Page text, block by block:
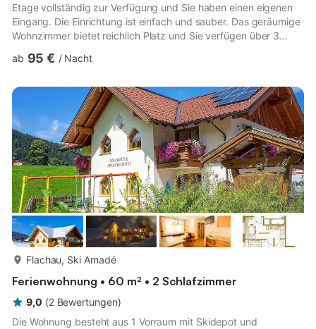
Etage vollständig zur Verfügung und Sie haben einen eigenen
Eingang. Die Einrichtung ist einfach und sauber. Das geräumige
Wohnzimmer bietet reichlich Platz und Sie verfügen über 3
nutzen. Flachau benötigt im Winter natürlich keine weitere
Skigebiet oder in der Langlaufloipe. Vom Haus führen Sie im
Winter aber auch im Sommer viele Wanderwege in die
wunderschönen...
ab 95 € / Nacht
Flachau, Ski Amadé
Ferienwohnung • 60 m² • 2 Schlafzimmer
9,0 (2 Bewertungen)
Die Wohnung besteht aus 1 Vorraum mit Skidepot und